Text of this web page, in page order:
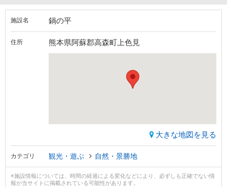
施設名 鍋の平
住所 熊本県阿蘇郡高森町上色見
大きな地図を見る
カテゴリ 観光・遊ぶ 自然・景勝地
※施設情報については、時間の経過による変化などにより、必ずしも正確でない情
報が当サイトに掲載されている可能性があります。